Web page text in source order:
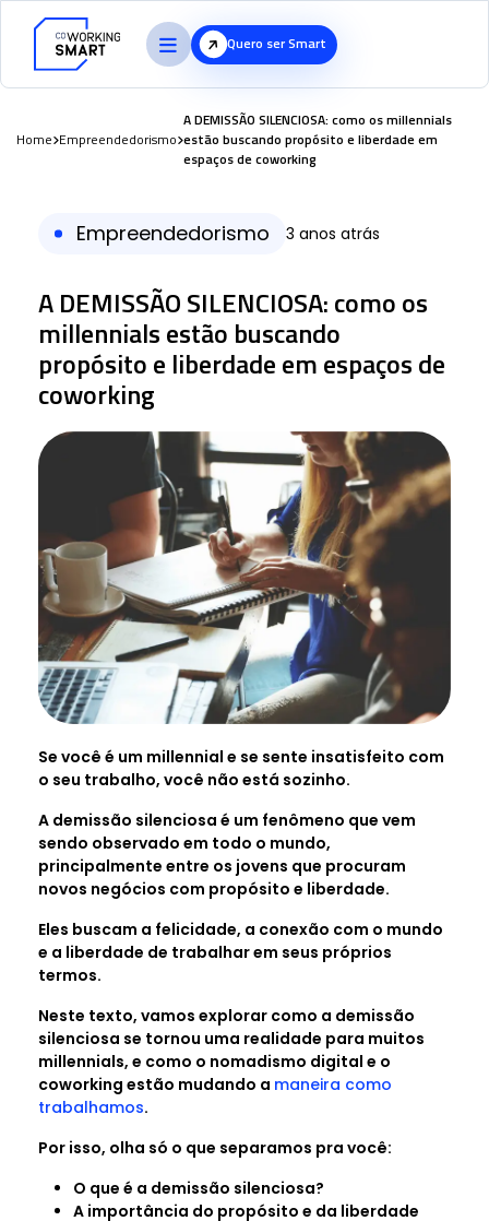
Quero ser Smart
Home Empreendedorismo
A DEMISSÃO SILENCIOSA: como os millennials
estão buscando propósito e liberdade em
espaços de coworking
Empreendedorismo 3 anos atrás
A DEMISSÃO SILENCIOSA: como os
millennials estão buscando
propósito e liberdade em espaços de
coworking
Se você é um millennial e se sente insatisfeito com
o seu trabalho, você não está sozinho.
A demissão silenciosa é um fenômeno que vem
sendo observado em todo o mundo,
principalmente entre os jovens que procuram
novos negócios com propósito e liberdade.
Eles buscam a felicidade, a conexão com o mundo
e a liberdade de trabalhar em seus próprios
termos.
Neste texto, vamos explorar como a demissão
silenciosa se tornou uma realidade para muitos
millennials, e como o nomadismo digital e o
coworking estão mudando a maneira como
trabalhamos.
Por isso, olha só o que separamos pra você:
O que é a demissão silenciosa?
A importância do propósito e da liberdade